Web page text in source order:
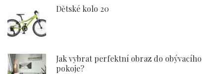
Dětské kolo 20
Jak vybrat perfektní obraz do obývacího
pokoje?